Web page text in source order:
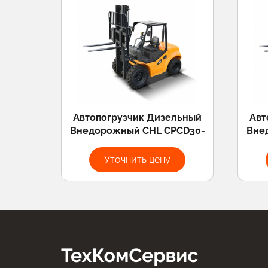
Автопогрузчик Дизельный
Внедорожный CHL CPCD30-
FFL Cabin 2WD
Уточнить цену